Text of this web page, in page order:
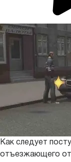
Как следует
отъезжающего от